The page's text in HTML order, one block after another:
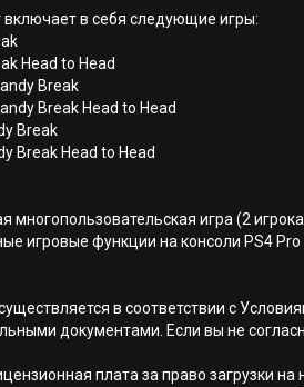
включает в себя следующие игры:
Head to Head
Break
Break Head to Head
Break
Break Head to Head
многопользовательская игра (2
игровые функции на консоли PS4 Pro
в соответствии с
документами. Если вы не
плата за право загрузки